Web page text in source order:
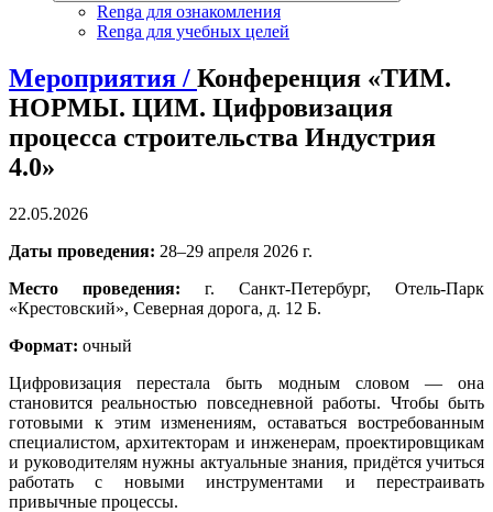
Renga для ознакомления
Renga для учебных целей
Мероприятия / Конференция «ТИМ.
НОРМЫ. ЦИМ. Цифровизация
процесса строительства Индустрия
4.0»
22.05.2026
Даты проведения: 28–29 апреля 2026 г.
Место проведения: г. Санкт-Петербург, Отель-Парк
«Крестовский», Северная дорога, д. 12 Б.
Формат: очный
Цифровизация перестала быть модным словом — она
становится реальностью повседневной работы. Чтобы быть
готовыми к этим изменениям, оставаться востребованным
специалистом, архитекторам и инженерам, проектировщикам
и руководителям нужны актуальные знания, придётся учиться
работать с новыми инструментами и перестраивать
привычные процессы.